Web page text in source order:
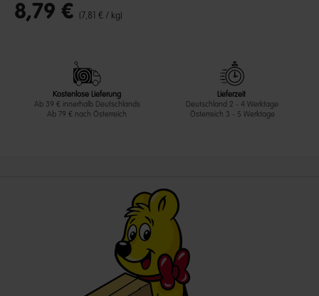
undefined out of 5 Customer Rating
8,79 € (7,81 € / kg)
Kostenlose Lieferung
Ab 39 € innerhalb Deutschlands
Ab 79 € nach Österreich
Lieferzeit
Deutschland 2 - 4 Werktage
Österreich 3 - 5 Werktage